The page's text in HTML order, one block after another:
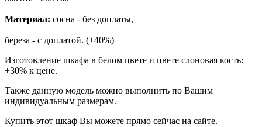
Материал: сосна - без доплаты,
береза - с доплатой. (+40%)
Изготовление шкафа в белом цвете и цвете слоновая кость:
+30% к цене.
Также данную модель можно выполнить по Вашим
индивидуальным размерам.
Купить этот шкаф Вы можете прямо сейчас на сайте.